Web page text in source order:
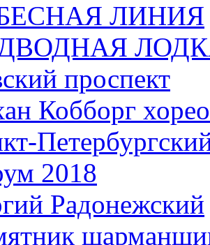
ЛИНИЯ
проспект
Кобборг
2018
Радонежский